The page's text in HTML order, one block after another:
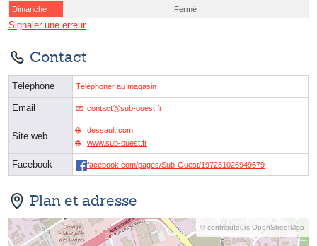
Dimanche
Fermé
Signaler une erreur
Contact
Téléphone Téléphoner au magasin
Email contactⓐsub-ouest.fr
Site web
dessault.com
www.sub-ouest.fr
Facebook facebook.com/pages/Sub-Ouest/197281026949679
Plan et adresse
© contributeurs OpenStreetMap